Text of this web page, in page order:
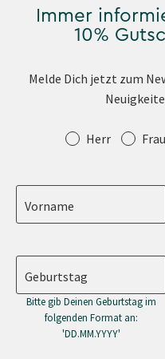
Immer
10%
Melde Dich jetzt zum
Anrede Herr Frau
Vorname
Geburtstag
Bitte gib Deinen Geburtstag im
folgenden Format an:
'DD.MM.YYYY'